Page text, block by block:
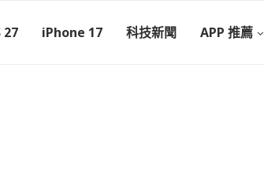
27 iPhone 17 科技新聞 APP 推薦